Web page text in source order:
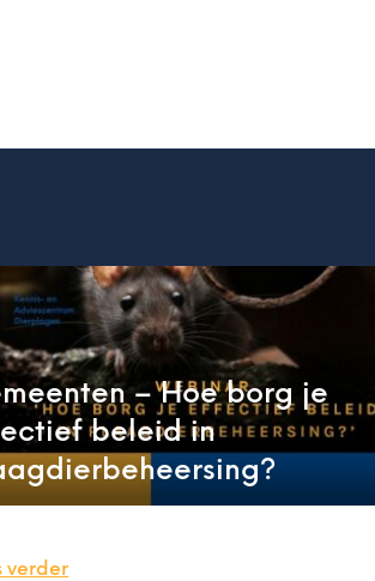
– Hoe borg je
beleid in
verder